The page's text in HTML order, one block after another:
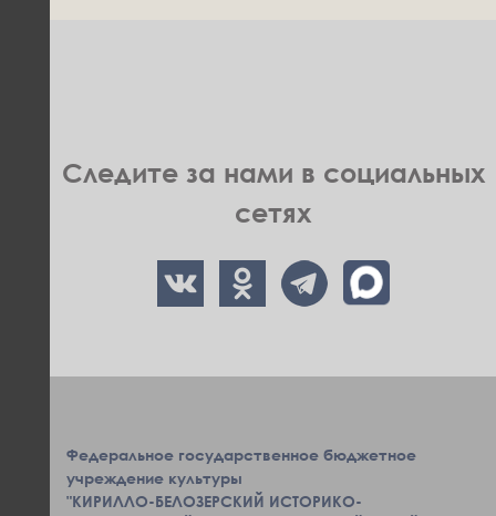
Следите за нами в социальных
сетях
Федеральное государственное бюджетное
учреждение культуры
"КИРИЛЛО-БЕЛОЗЕРСКИЙ ИСТОРИКО-